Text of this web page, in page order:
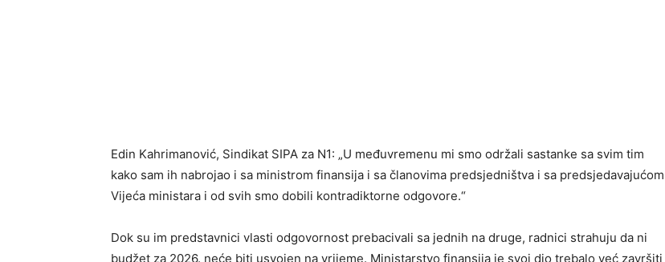
Edin Kahrimanović, Sindikat SIPA za N1: „U međuvremenu mi smo održali sastanke sa svim tim
kako sam ih nabrojao i sa ministrom finansija i sa članovima predsjedništva i sa predsjedavajućom
Vijeća ministara i od svih smo dobili kontradiktorne odgovore.“
Dok su im predstavnici vlasti odgovornost prebacivali sa jednih na druge, radnici strahuju da ni
budžet za 2026. neće biti usvojen na vrijeme. Ministarstvo finansija je svoj dio trebalo već završiti